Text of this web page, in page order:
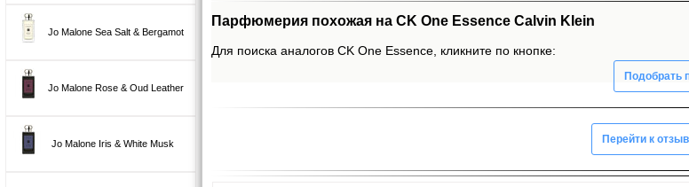
Jo Malone Sea Salt & Bergamot
Jo Malone Rose & Oud Leather
Jo Malone Iris & White Musk
Парфюмерия похожая на CK One Essence Calvin Klein
Для поиска аналогов CK One Essence, кликните по кнопке:
Подобрать
Перейти к